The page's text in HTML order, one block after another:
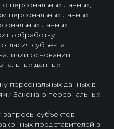
персональных данных;
персональных данных
данных
обработку
субъекта
оснований,
данных.
персональных данных в
Закона о персональных
запросы субъектов
представителей в